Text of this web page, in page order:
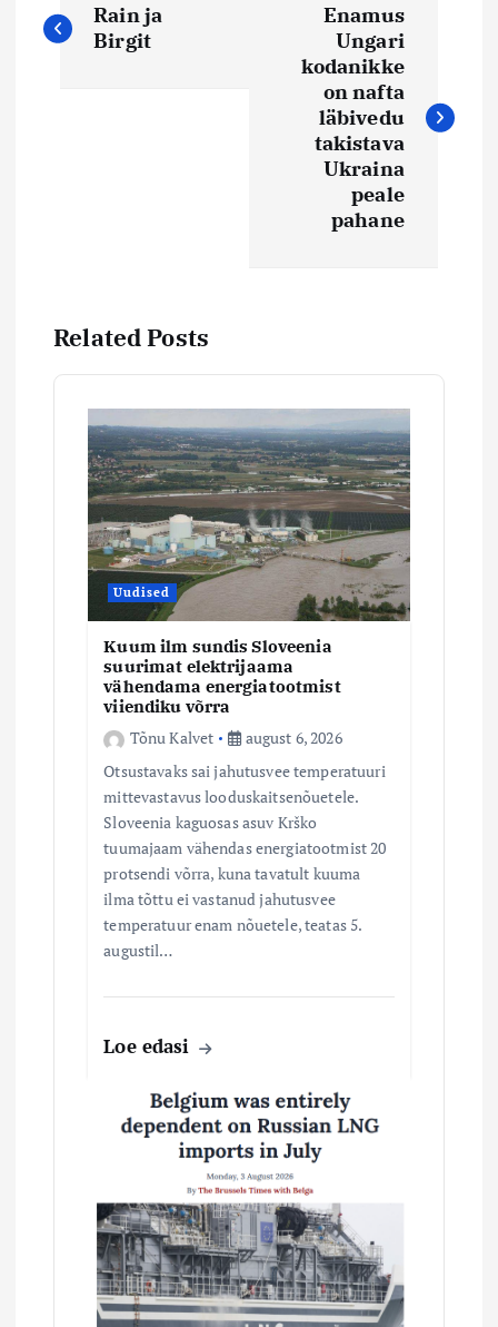
a
e
r
Rain ja
Birgit
Enamus
Ungari
kodanikke
on nafta
läbivedu
takistava
Ukraina
peale
pahane
Related Posts
Uudised
Kuum ilm sundis Sloveenia
suurimat elektrijaama
vähendama energiatootmist
viiendiku võrra
Tõnu Kalvet
august 6, 2026
Otsustavaks sai jahutusvee temperatuuri
mittevastavus looduskaitsenõuetele.
Sloveenia kaguosas asuv Krško
tuumajaam vähendas energiatootmist 20
protsendi võrra, kuna tavatult kuuma
ilma tõttu ei vastanud jahutusvee
temperatuur enam nõuetele, teatas 5.
augustil…
Loe edasi